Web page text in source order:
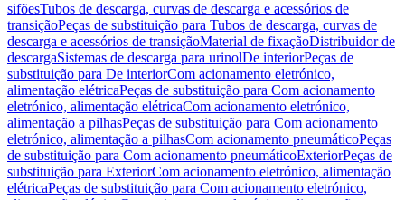
sifõesTubos de descarga, curvas de descarga e acessórios de
transiçãoPeças de substituição para Tubos de descarga, curvas de
descarga e acessórios de transiçãoMaterial de fixaçãoDistribuidor de
descargaSistemas de descarga para urinolDe interiorPeças de
substituição para De interiorCom acionamento eletrónico,
alimentação elétricaPeças de substituição para Com acionamento
eletrónico, alimentação elétricaCom acionamento eletrónico,
alimentação a pilhasPeças de substituição para Com acionamento
eletrónico, alimentação a pilhasCom acionamento pneumáticoPeças
de substituição para Com acionamento pneumáticoExteriorPeças de
substituição para ExteriorCom acionamento eletrónico, alimentação
elétricaPeças de substituição para Com acionamento eletrónico,